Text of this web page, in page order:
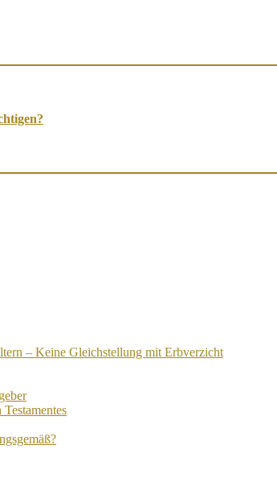
– Keine Gleich­stell­ung mit Erb­verzicht